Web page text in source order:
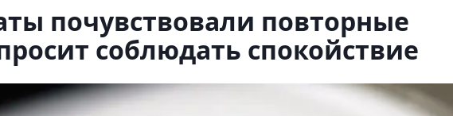
почувствовали повторные
соблюдать спокойствие